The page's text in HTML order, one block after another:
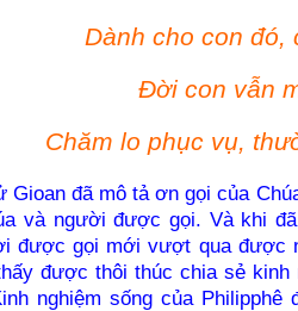
Dành cho con
Đời con vẫn
Chăm lo phục vụ,
Gioan đã mô tả ơn gọi của
và người được gọi. Và khi
được gọi mới vượt qua được
được thôi thúc chia sẻ kinh
nghiệm sống của